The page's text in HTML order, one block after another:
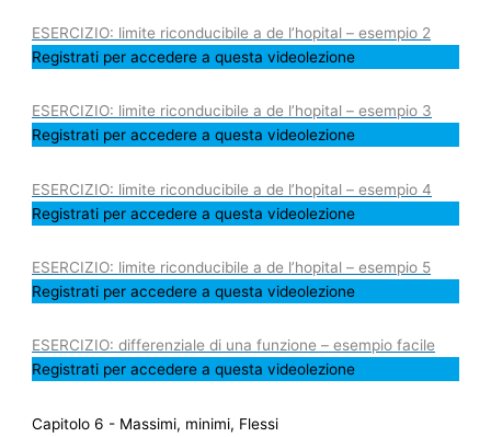
ESERCIZIO: limite riconducibile a de l’hopital – esempio 2
Registrati per accedere a questa videolezione
ESERCIZIO: limite riconducibile a de l’hopital – esempio 3
Registrati per accedere a questa videolezione
ESERCIZIO: limite riconducibile a de l’hopital – esempio 4
Registrati per accedere a questa videolezione
ESERCIZIO: limite riconducibile a de l’hopital – esempio 5
Registrati per accedere a questa videolezione
ESERCIZIO: differenziale di una funzione – esempio facile
Registrati per accedere a questa videolezione
Capitolo 6 - Massimi, minimi, Flessi